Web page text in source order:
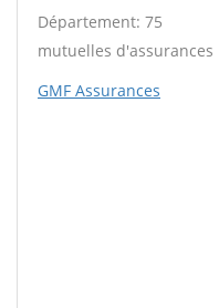
Département: 75
mutuelles d'assurances
GMF Assurances